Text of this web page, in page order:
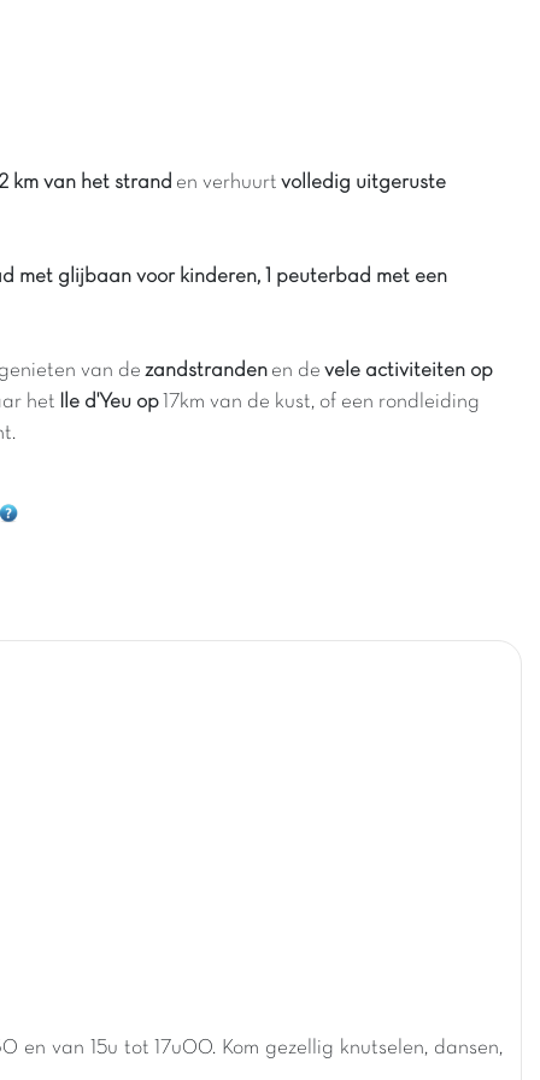
km van het strand en verhuurt volledig uitgeruste
met glijbaan voor kinderen, 1 peuterbad met een
van de zandstranden en de vele activiteiten op
het Ile d'Yeu op
17km van de kust, of een rondleiding
van 15u tot 17u00. Kom gezellig knutselen, dansen,